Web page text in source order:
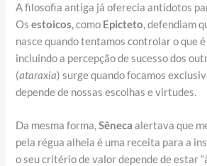
A filosofia antiga já oferecia antídotos
Osestoicos, como Epicteto, defendiam
nasce quando tentamos controlar o que
incluindo a percepção de sucesso dos
(ataraxia) surge quando focamos
depende de nossas escolhas e virtudes.
Da mesma forma,Sêneca alertava que
pela régua alheia é uma receita para a
o seu critério de valor depende de estar